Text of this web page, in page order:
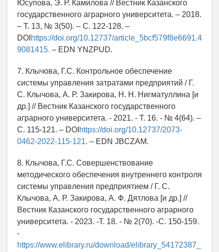
Юсупова, Э. Р. Камилова // Вестник Казанского
государственного аграрного университета. – 2018.
– Т. 13, № 3(50). – С. 122-128. –
DOI https://doi.org/10.12737/article_5bcf579f8e6691.4
9081415. – EDN YNZPUD.
7. Клычова, Г.С. Контрольное обеспечение
системы управления затратами предприятий / Г.
С. Клычова, А. Р. Закирова, Н. Н. Нигматуллина [и
др.] // Вестник Казанского государственного
аграрного университета. - 2021. - Т. 16. - № 4(64). –
С. 115-121. – DOI https://doi.org/10.12737/2073-
0462-2022-115-121. – EDN JBCZAM.
8. Клычова, Г.С. Совершенствование
методического обеспечения внутреннего контроля
системы управления предприятием / Г. С.
Клычова, А. Р. Закирова, А. Ф. Дятлова [и др.] //
Вестник Казанского государственного аграрного
университета. - 2023. -Т. 18. - № 2(70). -С. 150-159.
⁠-
https://www.elibrary.ru/download/elibrary_54172387_